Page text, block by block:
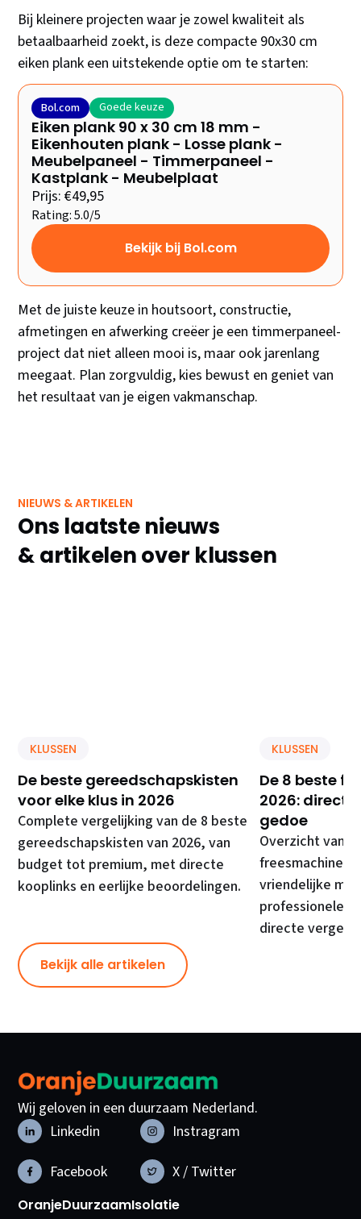
Bij kleinere projecten waar je zowel kwaliteit als
betaalbaarheid zoekt, is deze compacte 90x30 cm
eiken plank een uitstekende optie om te starten:
Bol.com Goede keuze
Eiken plank 90 x 30 cm 18 mm -
Eikenhouten plank - Losse plank -
Meubelpaneel - Timmerpaneel -
Kastplank - Meubelplaat
Prijs: €49,95
Rating: 5.0/5
Bekijk bij Bol.com
Met de juiste keuze in houtsoort, constructie,
afmetingen en afwerking creëer je een timmerpaneel-
project dat niet alleen mooi is, maar ook jarenlang
meegaat. Plan zorgvuldig, kies bewust en geniet van
het resultaat van je eigen vakmanschap.
NIEUWS & ARTIKELEN
Ons laatste nieuws
& artikelen over klussen
KLUSSEN
De beste gereedschapskisten
voor elke klus in 2026
Complete vergelijking van de 8 beste
gereedschapskisten van 2026, van
budget tot premium, met directe
kooplinks en eerlijke beoordelingen.
KLUSSEN
De 8 beste
2026: direct
gedoe
Overzicht van
freesmachines,
vriendelijke
professionele
directe
Bekijk alle artikelen
Wij geloven in een duurzaam Nederland.
Linkedin
Instragram
Facebook
X / Twitter
OranjeDuurzaamIsolatie